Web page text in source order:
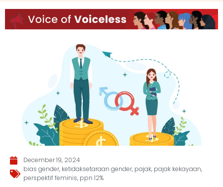
December 19, 2024
bias gender, ketidaksetaraan gender, pajak, pajak kekayaan,
perspektif feminis, ppn 12%